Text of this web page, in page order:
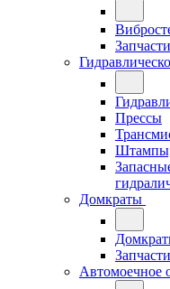
Прессы
Штампы,
Домкраты
Автомоечное